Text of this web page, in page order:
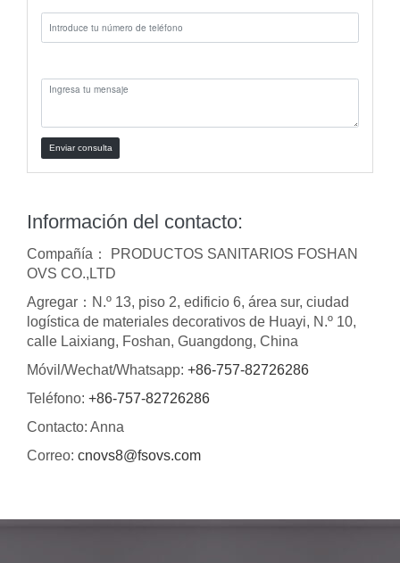
Enviar consulta
Información del contacto:
Compañía： PRODUCTOS SANITARIOS FOSHAN
OVS CO.,LTD
Agregar：N.º 13, piso 2, edificio 6, área sur, ciudad
logística de materiales decorativos de Huayi, N.º 10,
calle Laixiang, Foshan, Guangdong, China
Móvil/Wechat/Whatsapp: +86-757-82726286
Teléfono: +86-757-82726286
Contacto: Anna
Correo: cnovs8@fsovs.com